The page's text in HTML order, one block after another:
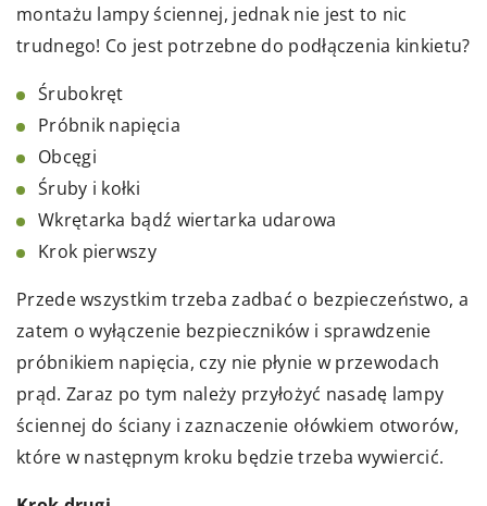
montażu lampy ściennej, jednak nie jest to nic
trudnego! Co jest potrzebne do podłączenia kinkietu?
Śrubokręt
Próbnik napięcia
Obcęgi
Śruby i kołki
Wkrętarka bądź wiertarka udarowa
Krok pierwszy
Przede wszystkim trzeba zadbać o bezpieczeństwo, a
zatem o wyłączenie bezpieczników i sprawdzenie
próbnikiem napięcia, czy nie płynie w przewodach
prąd. Zaraz po tym należy przyłożyć nasadę lampy
ściennej do ściany i zaznaczenie ołówkiem otworów,
które w następnym kroku będzie trzeba wywiercić.